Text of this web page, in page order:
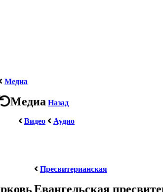
Медиа
Медиа Назад
Видео
Аудио
Пресвитерианская
Евангельская